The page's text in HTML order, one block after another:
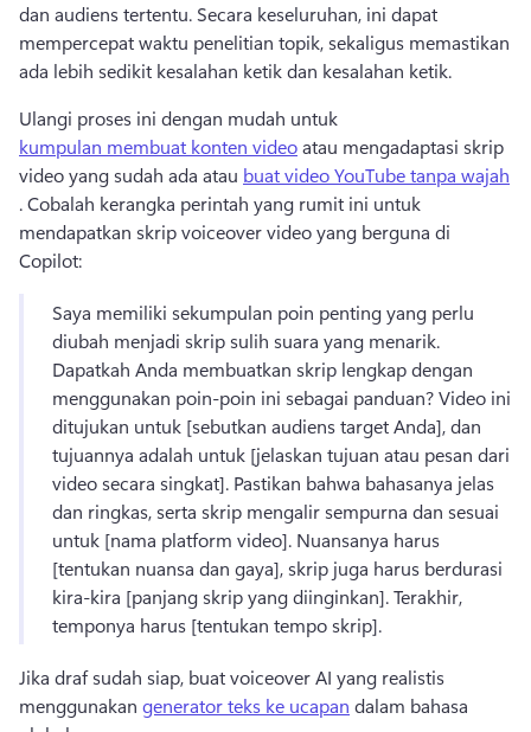
dan audiens tertentu. Secara keseluruhan, ini dapat
mempercepat waktu penelitian topik, sekaligus memastikan
ada lebih sedikit kesalahan ketik dan kesalahan ketik.
Ulangi proses ini dengan mudah untuk
kumpulan membuat konten video atau mengadaptasi skrip
video yang sudah ada atau buat video YouTube tanpa wajah
. Cobalah kerangka perintah yang rumit ini untuk
mendapatkan skrip voiceover video yang berguna di
Copilot:
Saya memiliki sekumpulan poin penting yang perlu
Dapatkah Anda membuatkan skrip lengkap dengan
menggunakan poin-poin ini sebagai panduan? Video ini
ditujukan untuk [sebutkan audiens target Anda], dan
tujuannya adalah untuk [jelaskan tujuan atau pesan dari
video secara singkat]. Pastikan bahwa bahasanya jelas
dan ringkas, serta skrip mengalir sempurna dan sesuai
untuk [nama platform video]. Nuansanya harus
[tentukan nuansa dan gaya], skrip juga harus berdurasi
kira-kira [panjang skrip yang diinginkan]. Terakhir,
temponya harus [tentukan tempo skrip].
Jika draf sudah siap, buat voiceover AI yang realistis
menggunakan generator teks ke ucapan dalam bahasa